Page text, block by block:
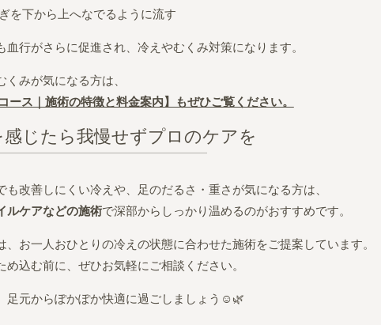
を下から上へなでるように流す
血行がさらに促進され、冷えやむくみ対策になります。
くみが気になる方は、
ース｜施術の特徴と料金案内】もぜひご覧ください。
感じたら我慢せずプロのケアを
も改善しにくい冷えや、足のだるさ・重さが気になる方は、
ルケアなどの施術で深部からしっかり温めるのがおすすめです。
、お一人おひとりの冷えの状態に合わせた施術をご提案しています。
め込む前に、ぜひお気軽にご相談ください。
足元からぽかぽか快適に過ごしましょう☺️🌿